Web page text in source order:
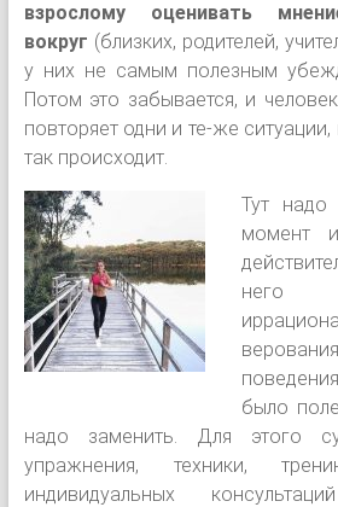
взрослому оценивать
вокруг (близких, родителей,
у них не самым полезным
Потом это забывается, и
повторяет одни и те-же
так происходит.
Тут надо
момент
него
было
надо заменить. Для этого
упражнения, техники,
индивидуальных